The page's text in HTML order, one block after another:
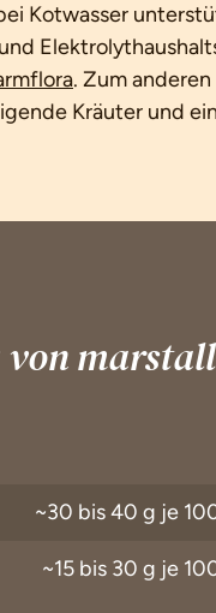
Kotwasser
. Zum
Kräuter und
von
~30 bis 40 g je
~15 bis 30 g je